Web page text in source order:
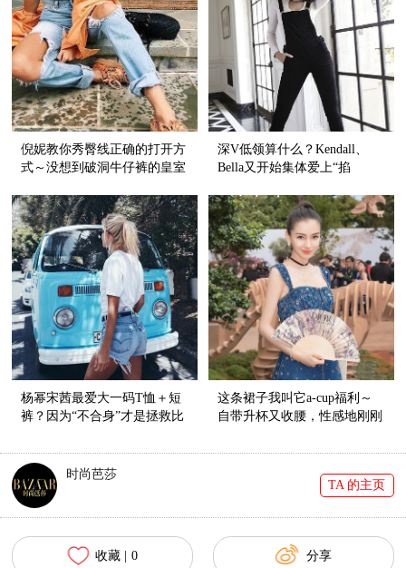
倪妮教你秀臀线正确的打开方
式～没想到破洞牛仔裤的皇室
深V低领算什么？Kendall、
Bella又开始集体爱上“掐
杨幂宋茜最爱大一码T恤＋短
裤？因为“不合身”才是拯救比
这条裙子我叫它a-cup福利～
自带升杯又收腰，性感地刚刚
时尚芭莎
TA 的主页
收藏 | 0 分享